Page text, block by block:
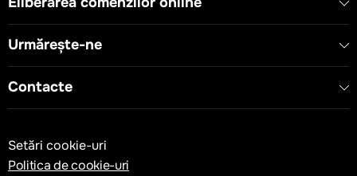
Urmărește-ne
Contacte
Setări cookie-uri
Politica de cookie-uri